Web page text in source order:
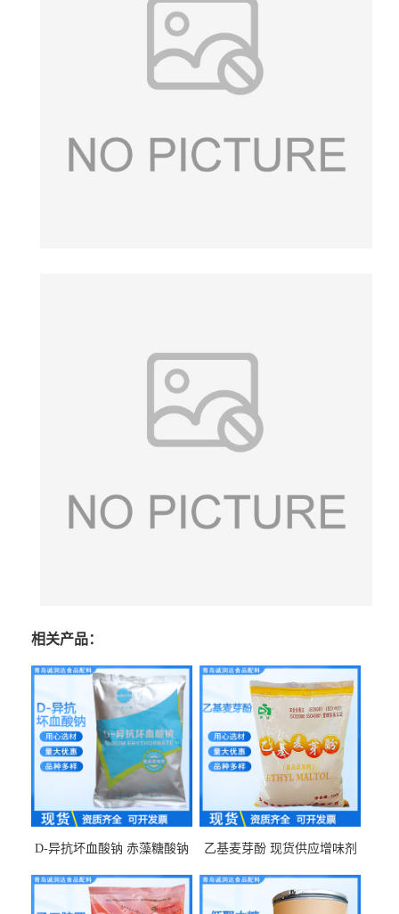
相关产品：
D-异抗坏血酸钠 赤藻糖酸钠
乙基麦芽酚 现货供应增味剂